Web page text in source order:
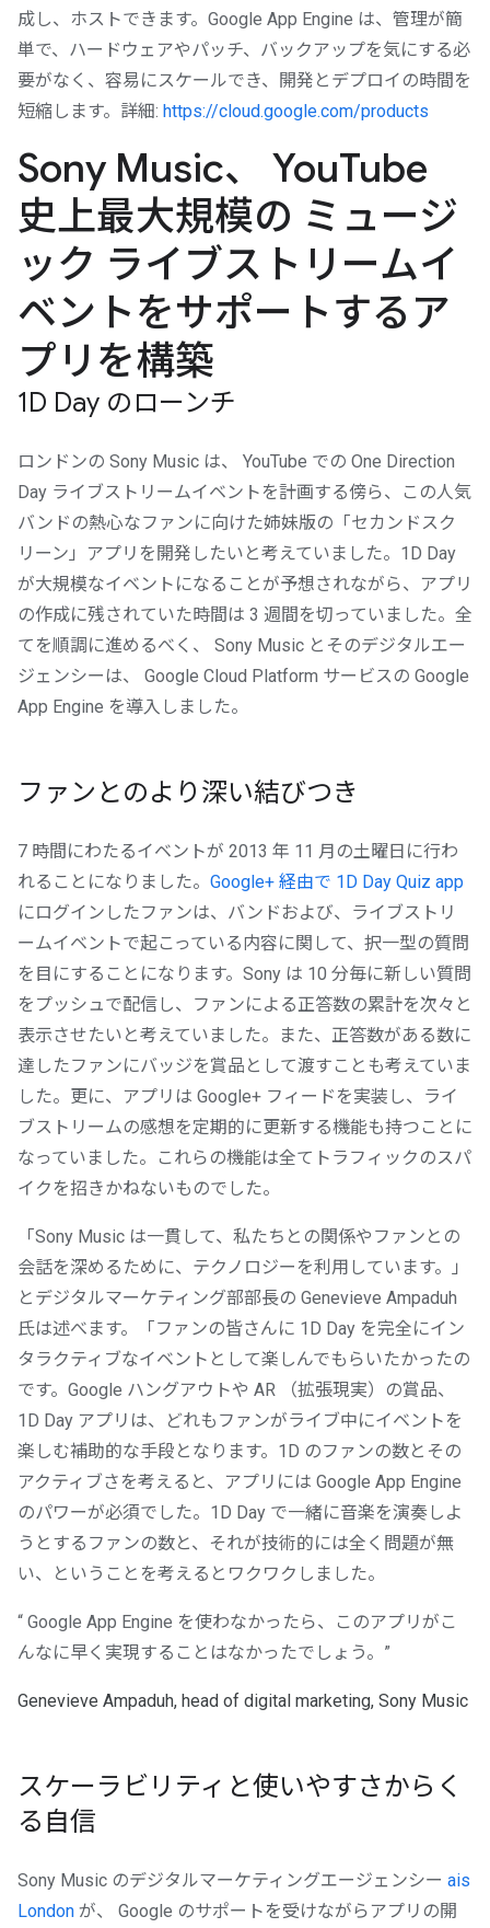
成し、ホストできます。Google App Engine は、管理が簡
単で、ハードウェアやパッチ、バックアップを気にする必
要がなく、容易にスケールでき、開発とデプロイの時間を
短縮します。詳細: https://cloud.google.com/products
Sony Music、 YouTube
史上最大規模の ミュージ
ック ライブストリームイ
ベントをサポートするア
プリを構築
1D Day のローンチ
ロンドンの Sony Music は、 YouTube での One Direction
Day ライブストリームイベントを計画する傍ら、この人気
バンドの熱心なファンに向けた姉妹版の「セカンドスク
リーン」アプリを開発したいと考えていました。1D Day
が大規模なイベントになることが予想されながら、アプリ
の作成に残されていた時間は 3 週間を切っていました。全
てを順調に進めるべく、 Sony Music とそのデジタルエー
ジェンシーは、 Google Cloud Platform サービスの Google
App Engine を導入しました。
ファンとのより深い結びつき
7 時間にわたるイベントが 2013 年 11 月の土曜日に行わ
れることになりました。 Google+ 経由で 1D Day Quiz app
にログインしたファンは、バンドおよび、ライブストリ
ームイベントで起こっている内容に関して、択一型の質問
を目にすることになります。Sony は 10 分毎に新しい質問
をプッシュで配信し、ファンによる正答数の累計を次々と
表示させたいと考えていました。また、正答数がある数に
達したファンにバッジを賞品として渡すことも考えていま
した。更に、アプリは Google+ フィードを実装し、ライ
ブストリームの感想を定期的に更新する機能も持つことに
なっていました。これらの機能は全てトラフィックのスパ
イクを招きかねないものでした。
「Sony Music は一貫して、私たちとの関係やファンとの
会話を深めるために、テクノロジーを利用しています。」
とデジタルマーケティング部部長の Genevieve Ampaduh
氏は述べます。「ファンの皆さんに 1D Day を完全にイン
タラクティブなイベントとして楽しんでもらいたかったの
です。Google ハングアウトや AR （拡張現実）の賞品、
1D Day アプリは、どれもファンがライブ中にイベントを
楽しむ補助的な手段となります。1D のファンの数とその
アクティブさを考えると、アプリには Google App Engine
のパワーが必須でした。1D Day で一緒に音楽を演奏しよ
うとするファンの数と、それが技術的には全く問題が無
い、ということを考えるとワクワクしました。
“ Google App Engine を使わなかったら、このアプリがこ
んなに早く実現することはなかったでしょう。”
Genevieve Ampaduh, head of digital marketing, Sony Music
スケーラビリティと使いやすさからく
る自信
Sony Music のデジタルマーケティングエージェンシー ais
London が、 Google のサポートを受けながらアプリの開